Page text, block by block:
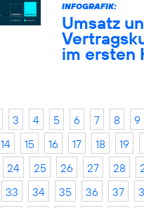
INFOGRAFIK:
Umsatz
im ersten
3 4 5 6 7 8 9
14 15 16 17 18 19
24 25 26 27 28
33 34 35 36 37